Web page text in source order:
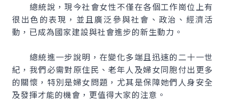
總統說，現今社會女性不僅在各個工作崗位上有
很出色的表現，並且廣泛參與社會、政治、經濟活
動，已成為國家建設與社會進步的新生動力。
總統進一步說明，在變化多端且迅速的二十一世
紀，我們必需對原住民、老年人及婦女同胞付出更多
的關懷，特別是婦女問題，尤其是保障她們人身安全
及發揮才能的機會，更值得大家的注意。